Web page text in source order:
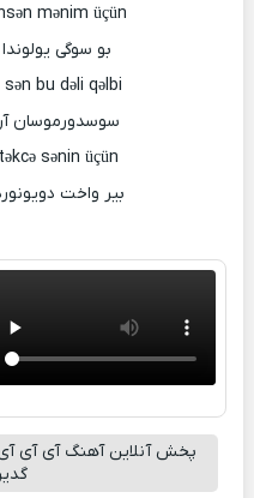
mənim üçün
بو سوگی
bu dəli qəlbi
سوسدورموسان
sənin üçün
بیر واخت
پخش آنلاین آهنگ آی آی